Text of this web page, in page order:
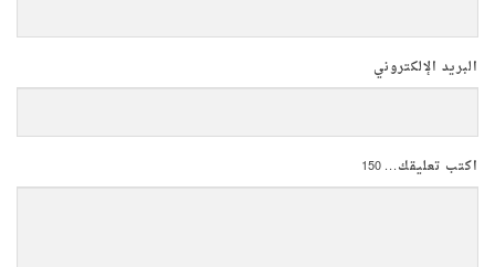
البريد الإلكتروني
اكتب تعليقك...150